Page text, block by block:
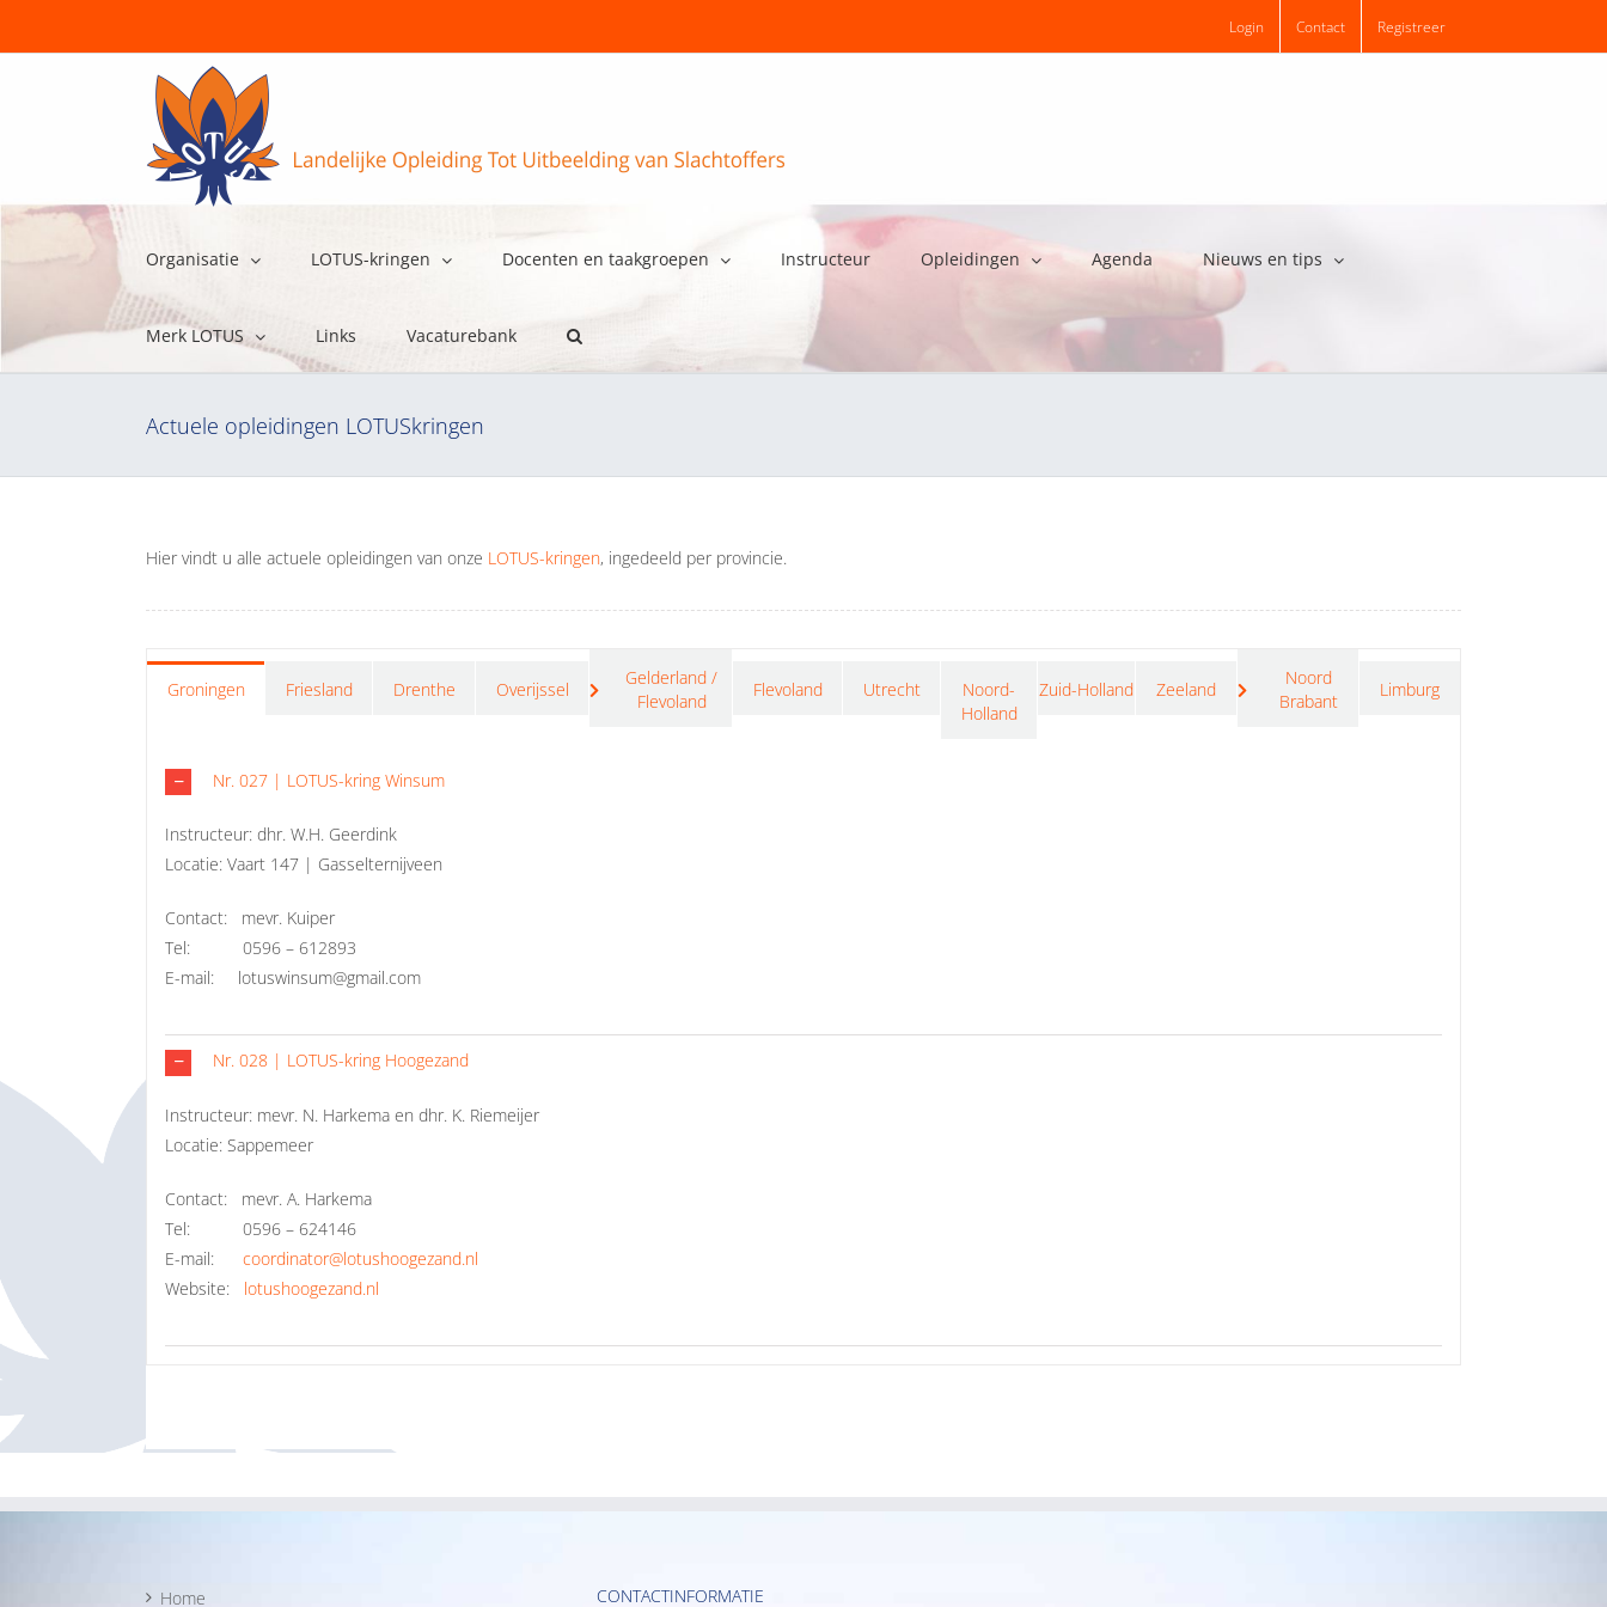
Login Contact Registreer
Organisatie LOTUS-kringen Docenten en taakgroepen Instructeur Opleidingen Agenda Nieuws en tips
Merk LOTUS Links Vacaturebank
Actuele opleidingen LOTUSkringen
Hier vindt u alle actuele opleidingen van onze LOTUS-kringen, ingedeeld per provincie.
Groningen Friesland Drenthe Overijssel
Gelderland /
Flevoland
Flevoland Utrecht
Noord-
Holland
Zuid-Holland Zeeland
Noord
Brabant
Limburg
Nr. 027 | LOTUS-kring Winsum
Instructeur: dhr. W.H. Geerdink
Locatie: Vaart 147 | Gasselternijveen
Contact: mevr. Kuiper
Tel: 0596 – 612893
E-mail: lotuswinsum@gmail.com
Nr. 028 | LOTUS-kring Hoogezand
Instructeur: mevr. N. Harkema en dhr. K. Riemeijer
Locatie: Sappemeer
Contact: mevr. A. Harkema
Tel: 0596 – 624146
E-mail: coordinator@lotushoogezand.nl
Website: lotushoogezand.nl
Home CONTACTINFORMATIE